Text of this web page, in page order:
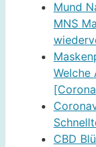
Mund
MNS
Welche
CBD